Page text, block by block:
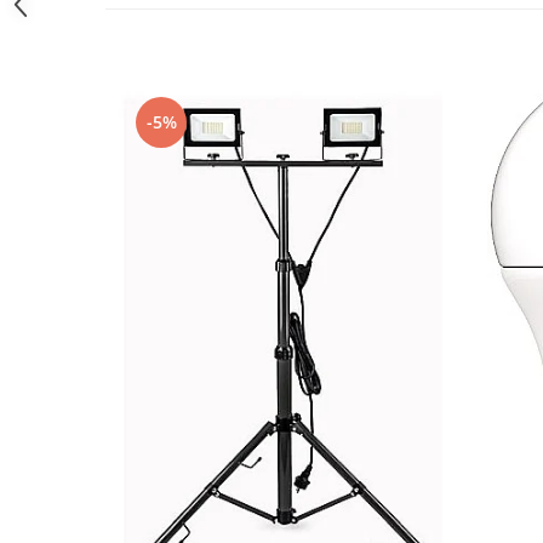
Iluminat festiv
Sina Magnetica Slim LIMBO
Iluminat decorativ de Craciun
-5%